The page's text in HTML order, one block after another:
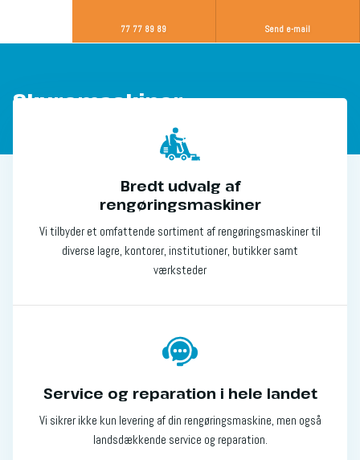
77 77 89 89 Send e-mail
​Skuremaskiner
Bredt udvalg af
rengøringsmaskiner
Vi tilbyder et omfattende sortiment af rengøringsmaskiner til
diverse lagre, kontorer, institutioner, butikker samt
værksteder
Service og reparation i hele landet
Vi sikrer ikke kun levering af din rengøringsmaskine, men også
landsdækkende service og reparation.